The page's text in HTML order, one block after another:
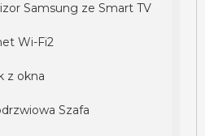
Samsung ze Smart TV
Wi-Fi2
z okna
Szafa